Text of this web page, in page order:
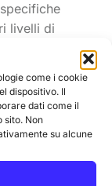
come i cookie
dispositivo. Il
dati come il
sito. Non
su alcune
livelli di
la resistenza
la
all’acqua.
molto
a dei
dei tuoi